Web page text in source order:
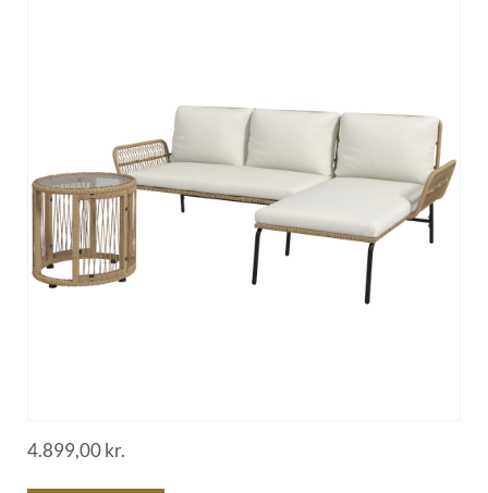
4.899,00kr.